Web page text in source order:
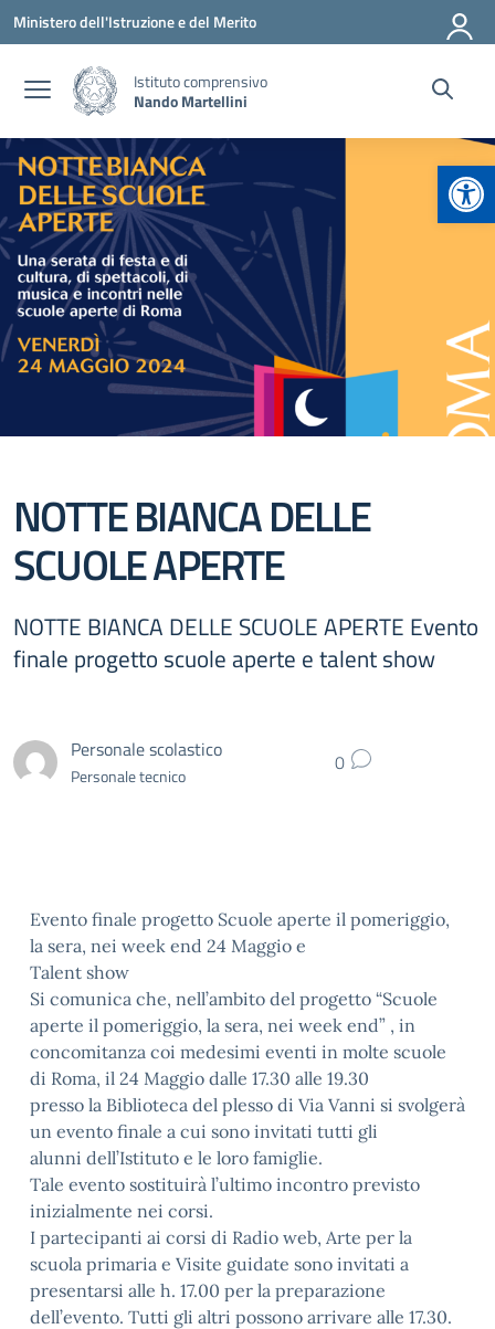
Vai ai contenuti
Vai al menu di navigazione
Vai al footer
Ministero dell'Istruzione e del Merito
Istituto comprensivo
Nando Martellini
NOTTE BIANCA DELLE
SCUOLE APERTE
NOTTE BIANCA DELLE SCUOLE APERTE Evento
finale progetto scuole aperte e talent show
Personale scolastico
Personale tecnico 0
Evento finale progetto Scuole aperte il pomeriggio,
la sera, nei week end 24 Maggio e
Talent show
Si comunica che, nell’ambito del progetto “Scuole
aperte il pomeriggio, la sera, nei week end” , in
concomitanza coi medesimi eventi in molte scuole
di Roma, il 24 Maggio dalle 17.30 alle 19.30
presso la Biblioteca del plesso di Via Vanni si svolgerà
un evento finale a cui sono invitati tutti gli
alunni dell’Istituto e le loro famiglie.
Tale evento sostituirà l’ultimo incontro previsto
inizialmente nei corsi.
I partecipanti ai corsi di Radio web, Arte per la
scuola primaria e Visite guidate sono invitati a
presentarsi alle h. 17.00 per la preparazione
dell’evento. Tutti gli altri possono arrivare alle 17.30.